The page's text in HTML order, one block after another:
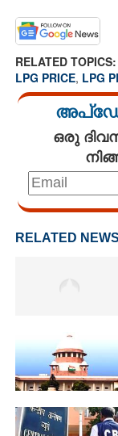
RELATED TOPICS:
LPG PRICE, LPG
ഒരു
RELATED NEWS